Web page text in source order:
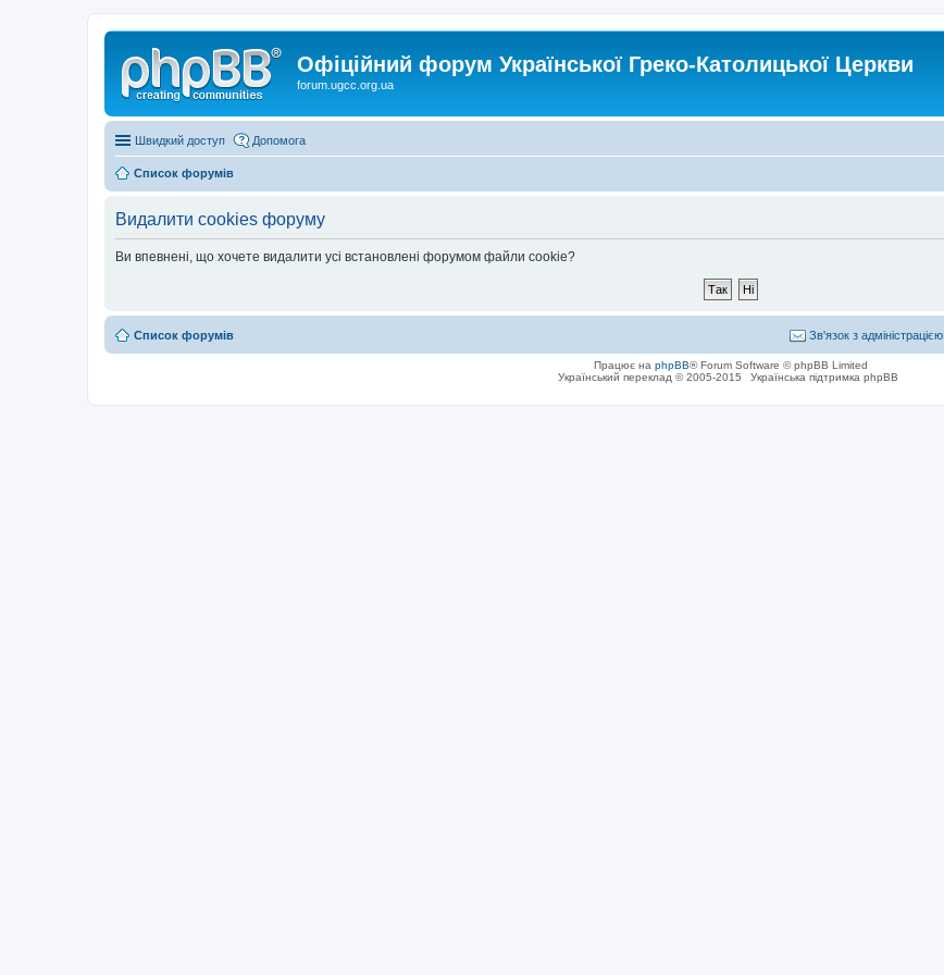
Офіційний форум Української Греко-Католицької Церкви
forum.ugcc.org.ua
Швидкий доступ Допомога
Список форумів
Видалити cookies форуму
Ви впевнені, що хочете видалити усі встановлені форумом файли cookie?
Список форумів Зв'язок з адміністрацією
Працює на phpBB® Forum Software © phpBB Limited
Український переклад © 2005-2015
Українська підтримка phpBB